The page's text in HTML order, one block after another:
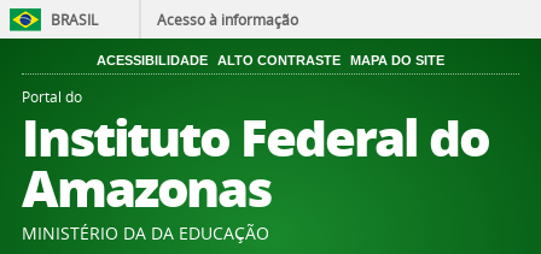
BRASIL Acesso à informação
ACESSIBILIDADE ALTO CONTRASTE MAPA DO SITE
Portal do
Instituto Federal do
Amazonas
MINISTÉRIO DA DA EDUCAÇÃO